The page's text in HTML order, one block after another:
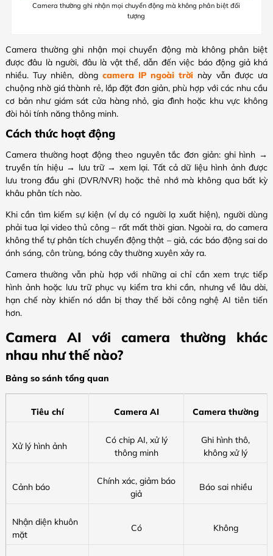
Camera thường ghi nhận mọi chuyển động mà không phân biệt đối
tượng
Camera thường ghi nhận mọi chuyển động mà không phân biệt
được đâu là người, đâu là vật thể, dẫn đến việc báo động giả khá
nhiều. Tuy nhiên, dòng camera IP ngoài trời này vẫn được ưa
chuộng nhờ giá thành rẻ, lắp đặt đơn giản, phù hợp với các nhu cầu
cơ bản như giám sát cửa hàng nhỏ, gia đình hoặc khu vực không
đòi hỏi tính năng thông minh.
Cách thức hoạt động
Camera thường hoạt động theo nguyên tắc đơn giản: ghi hình →
truyền tín hiệu → lưu trữ → xem lại. Tất cả dữ liệu hình ảnh được
lưu trong đầu ghi (DVR/NVR) hoặc thẻ nhớ mà không qua bất kỳ
khâu phân tích nào.
Khi cần tìm kiếm sự kiện (ví dụ có người lạ xuất hiện), người dùng
phải tua lại video thủ công – rất mất thời gian. Ngoài ra, do camera
không thể tự phân tích chuyển động thật – giả, các báo động sai do
ánh sáng, côn trùng, bóng cây thường xuyên xảy ra.
Camera thường vẫn phù hợp với những ai chỉ cần xem trực tiếp
hình ảnh hoặc lưu trữ phục vụ kiểm tra khi cần, nhưng về lâu dài,
hạn chế này khiến nó dần bị thay thế bởi công nghệ AI tiên tiến
hơn.
Camera AI với camera thường khác
nhau như thế nào?
Bảng so sánh tổng quan
Tiêu chí Camera AI Camera thường
Xử lý hình ảnh
Có chip AI, xử lý
thông minh
Ghi hình thô,
không xử lý
Cảnh báo
Chính xác, giảm báo
giả
Báo sai nhiều
Nhận diện khuôn
mặt
Có Không